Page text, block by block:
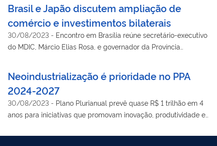
Brasil e Japão discutem ampliação de
comércio e investimentos bilaterais
30/08/2023 - Encontro em Brasília reúne secretário-executivo
do MDIC, Márcio Elias Rosa, e governador da Província
Neoindustrialização é prioridade no PPA
2024-2027
30/08/2023 - Plano Plurianual prevê quase R$ 1 trilhão em 4
anos para iniciativas que promovam inovação, produtividade e
adensada